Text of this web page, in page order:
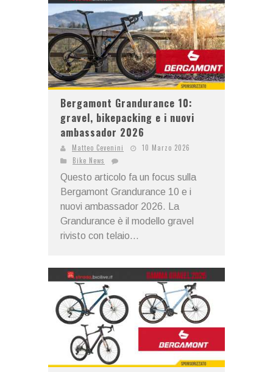
Bergamont Grandurance 10:
gravel, bikepacking e i nuovi
ambassador 2026
Matteo Cevenini
10 Marzo 2026
Bike News
Questo articolo fa un focus sulla
Bergamont Grandurance 10 e i
nuovi ambassador 2026. La
Grandurance è il modello gravel
rivisto con telaio...